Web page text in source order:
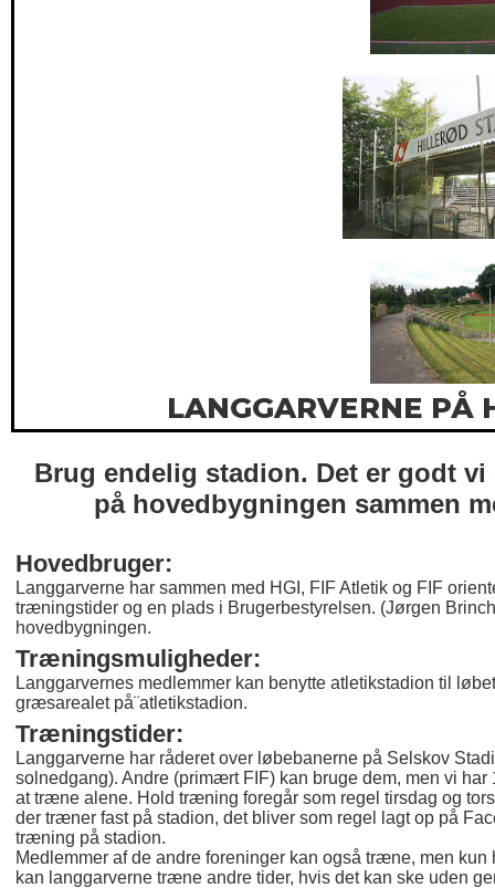
LANGGARVERNE
Brug endelig stadion. Det er godt
på hovedbygningen sammen
Hovedbruger:
Langgarverne har sammen med HGI, FIF Atletik og FIF
træningstider og en plads i Brugerbestyrelsen. (Jørgen
hovedbygningen.
Træningsmuligheder:
Langgarvernes medlemmer kan benytte atletikstadion til
græsarealet på¨atletikstadion.
Træningstider:
Langgarverne har råderet over løbebanerne på Selskov
solnedgang). Andre (primært FIF) kan bruge dem, men vi
at træne alene. Hold træning foregår som regel tirsdag og
der træner fast på stadion, det bliver som regel lagt op på
træning på stadion.
Medlemmer af de andre foreninger kan også træne, men
kan langgarverne træne andre tider, hvis det kan ske uden